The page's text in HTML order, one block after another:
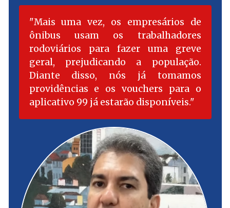
Mais uma vez, os empresários de
ônibus usam os trabalhadores
rodoviários para fazer uma greve
geral, prejudicando a população.
Diante disso, nós já tomamos
providências e os vouchers para o
aplicativo 99 já estarão disponíveis.